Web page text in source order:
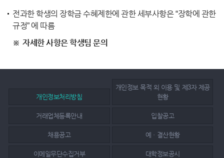
전과한 학생의 장학금 수혜제한에 관한 세부사항은 “장학에 관한
규정” 에 따름
자세한 사항은 학생팀 문의
개인정보처리방침
개인정보 목적 외 이용 및 제3자 제공
현황
거래업체등록안내 입찰공고
채용공고 예ㆍ결산현황
이메일무단수집거부 대학정보공시